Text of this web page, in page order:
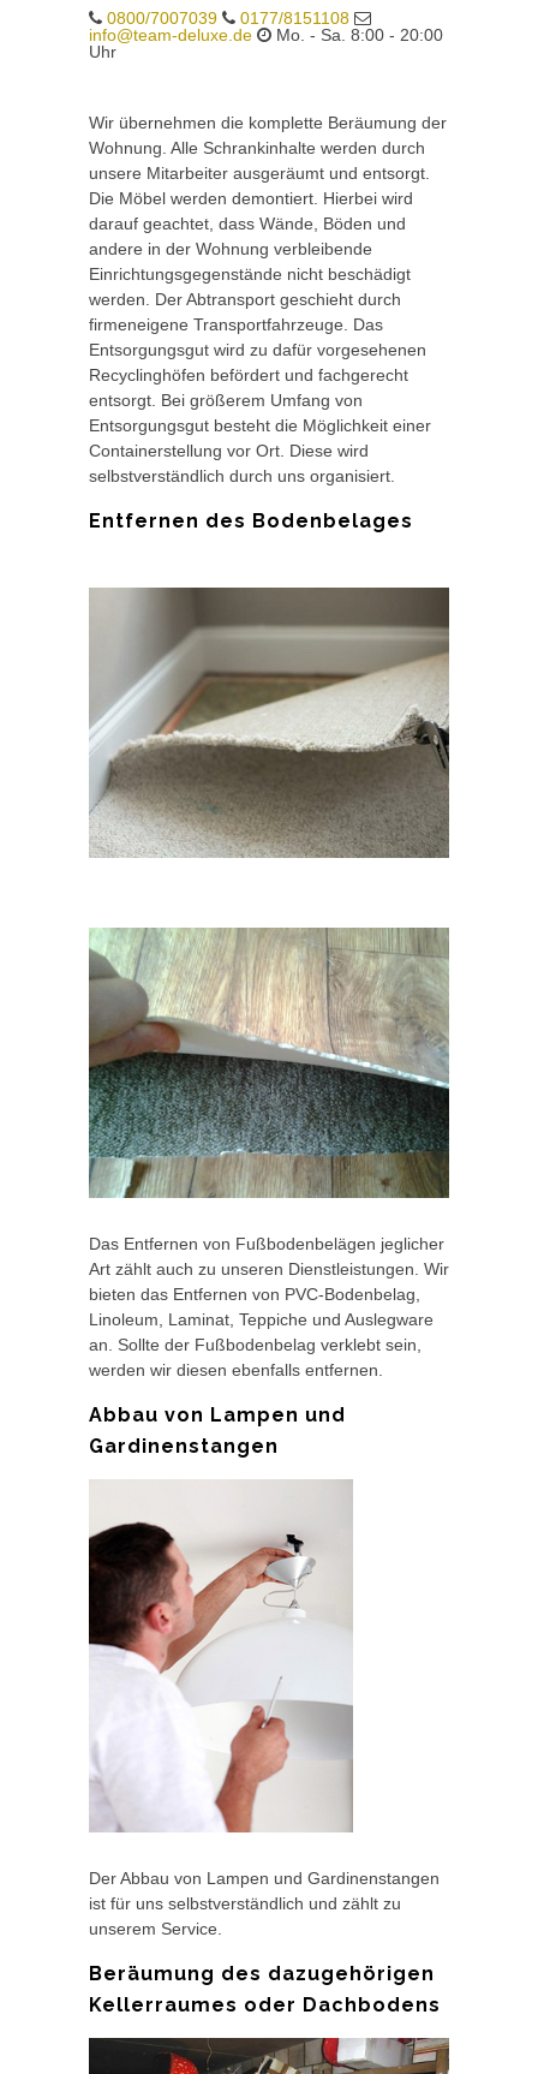
0800/7007039
0177/8151108
info@team-deluxe.de
Mo. - Sa. 8:00 - 20:00
Uhr
Wir übernehmen die komplette Beräumung der
Wohnung. Alle Schrankinhalte werden durch
unsere Mitarbeiter ausgeräumt und entsorgt.
Die Möbel werden demontiert. Hierbei wird
darauf geachtet, dass Wände, Böden und
andere in der Wohnung verbleibende
Einrichtungsgegenstände nicht beschädigt
werden. Der Abtransport geschieht durch
firmeneigene Transportfahrzeuge. Das
Entsorgungsgut wird zu dafür vorgesehenen
Recyclinghöfen befördert und fachgerecht
entsorgt. Bei größerem Umfang von
Entsorgungsgut besteht die Möglichkeit einer
Containerstellung vor Ort. Diese wird
selbstverständlich durch uns organisiert.
Entfernen des Bodenbelages
Das Entfernen von Fußbodenbelägen jeglicher
Art zählt auch zu unseren Dienstleistungen. Wir
bieten das Entfernen von PVC-Bodenbelag,
Linoleum, Laminat, Teppiche und Auslegware
an. Sollte der Fußbodenbelag verklebt sein,
werden wir diesen ebenfalls entfernen.
Abbau von Lampen und
Gardinenstangen
Der Abbau von Lampen und Gardinenstangen
ist für uns selbstverständlich und zählt zu
unserem Service.
Beräumung des dazugehörigen
Kellerraumes oder Dachbodens